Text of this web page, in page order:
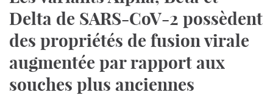
Delta de SARS-CoV-2 possèdent
des propriétés de fusion virale
augmentée par rapport aux
souches plus anciennes